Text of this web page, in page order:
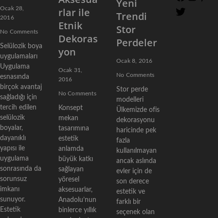
n
Ocak 28,
2016
No Comments
Selülozik boya
uygulamaları
Uygulama
esnasında
birçok avantaj
sağladığı için
tercih edilen
selülozik
boyalar,
dayanıklı
yapısı ile
uygulama
sonrasında da
sorunsuz
imkanı
sunuyor.
Estetik
rlar ile
Etnik
Dekoras
yon
Ocak 31,
2016
No Comments
Konsept
mekan
tasarımına
estetik
anlamda
büyük katkı
sağlayan
yöresel
aksesuarlar,
Anadolu’nun
binlerce yıllık
Yeni
Trendi
Stor
Perdeler
Ocak 8, 2016
No Comments
Stor perde
modelleri
Ülkemizde ofis
dekorasyonu
haricinde pek
fazla
kullanılmayan
ancak aslında
evler için de
son derece
estetik ve
farklı bir
seçenek olan